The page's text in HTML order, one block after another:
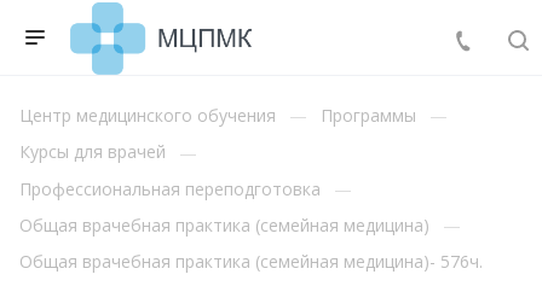
Центр медицинского обучения
Программы
Курсы для врачей
Профессиональная переподготовка
Общая врачебная практика (семейная медицина)
Общая врачебная практика (семейная медицина)- 576ч.